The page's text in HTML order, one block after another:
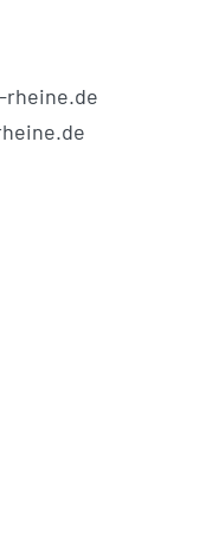
rheine.de